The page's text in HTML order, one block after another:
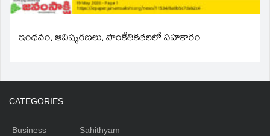
ఇంధనం, ఆవిష్కరణలు, సాంకేతికతలలో సహకారం
CATEGORIES
Business
Sahithyam